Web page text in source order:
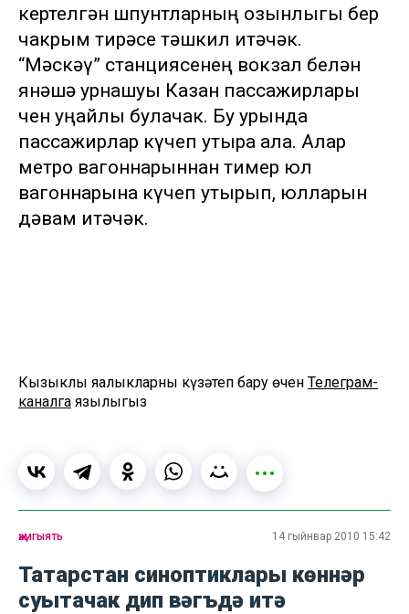
кертелгән шпунтларның озынлыгы бер
чакрым тирәсе тәшкил итәчәк.
“Мәскәү” станциясенең вокзал белән
янәшә урнашуы Казан пассажирлары
өчен уңайлы булачак. Бу урында
пассажирлар күчеп утыра ала. Алар
метро вагоннарыннан тимер юл
вагоннарына күчеп утырып, юлларын
дәвам итәчәк.
Кызыклы яңалыкларны күзәтеп бару өчен Телеграм-
каналга язылыгыз
җәмгыять 14 гыйнвар 2010 15:42
Татарстан синоптиклары көннәр
суытачак дип вәгъдә итә